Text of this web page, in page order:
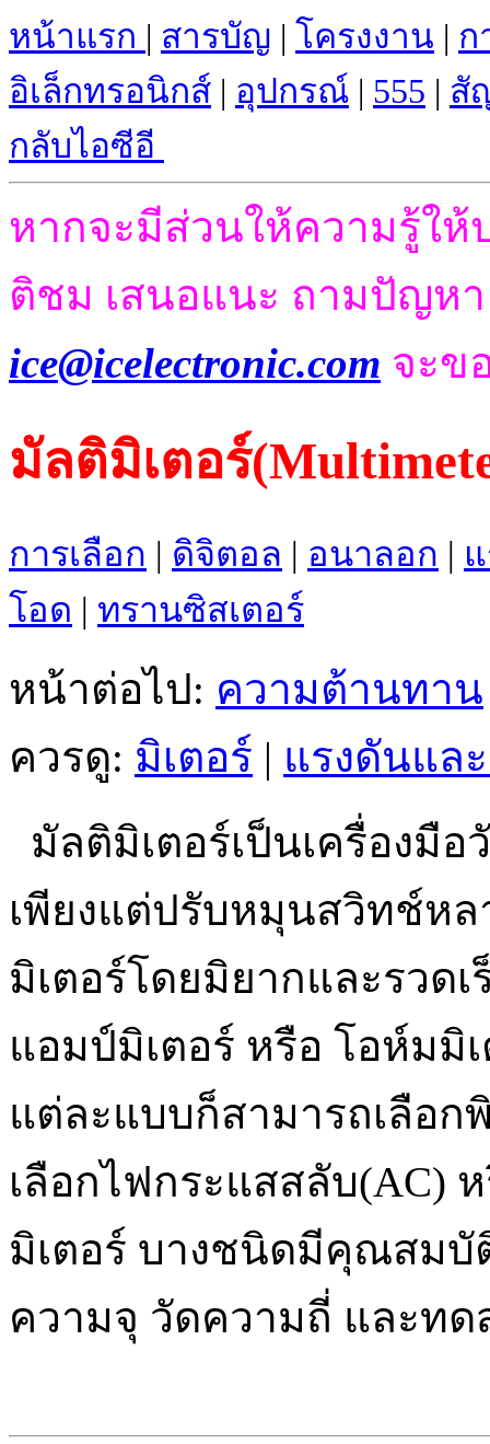
หน้าแรก | สารบัญ | โครงงาน | ก
อิเล็กทรอนิกส ์ | อุปกรณ์ | 555 | สั
กลับไอซีอี
หากจะมีส่วนให้ความรู้ใ
ติชม เสนอแนะ ถามปัญห
ice@icelectronic.com จะข
มัลติมิเตอร์
การเลือก | ดิจิตอล | อนาลอก |
โอด | ทรานซิสเตอร์
หน้าต่อไป: ความต้านทาน
ควรดู: มิเตอร์ | แรงดันแล
มัลติมิเตอร์เป็นเครื่องมื
เพียงแต่ปรับหมุนสวิทช์ห
มิเตอร์โดยมิยากและรวด
แอมป์มิเตอร์ หรือ โอห์มมิ
แต่ละแบบก็สามารถเลือก
เลือกไฟกระแสสลับ(AC)
มิเตอร์ บางชนิดมีคุณสมบั
ความจุ วัดความถี่ และท